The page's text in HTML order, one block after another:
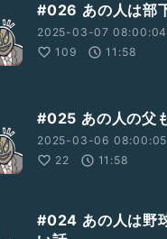
#026 あの人は部
2025-03-07 08:00:04
109
11:58
#025 あの人の父
2025-03-06 08:00:05
22
11:58
#024 あの人は野